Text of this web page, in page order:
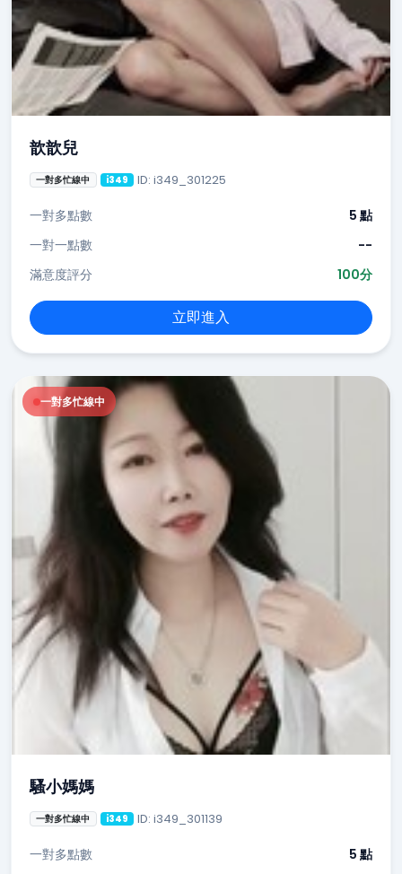
歆歆兒
一對多忙線中 i349 ID: i349_301225
一對多點數
5 點
一對一點數
--
滿意度評分
100分
立即進入
一對多忙線中
騷小媽媽
一對多忙線中 i349 ID: i349_301139
一對多點數 5 點